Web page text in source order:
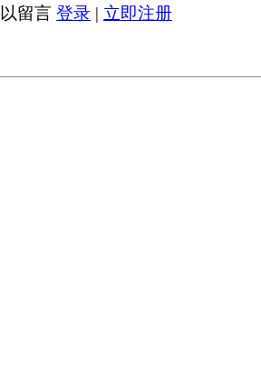
留言 登录 | 立即注册